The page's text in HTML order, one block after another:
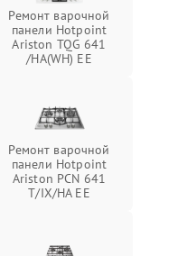
Ремонт варочной
панели Hotpoint
Ariston TQG 641
/HA(WH) EE
Ремонт варочной
панели Hotpoint
Ariston PCN 641
T/IX/HA EE